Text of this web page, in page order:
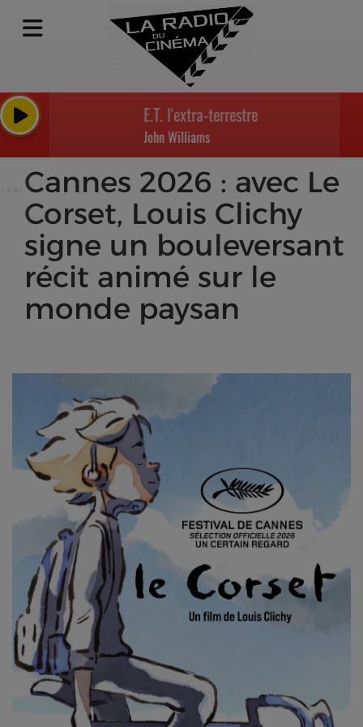
E.T. l'extra-terrestre - E.T.: Flying Theme
John Williams
Cannes 2026 : avec Le
Corset, Louis Clichy
signe un bouleversant
récit animé sur le
monde paysan